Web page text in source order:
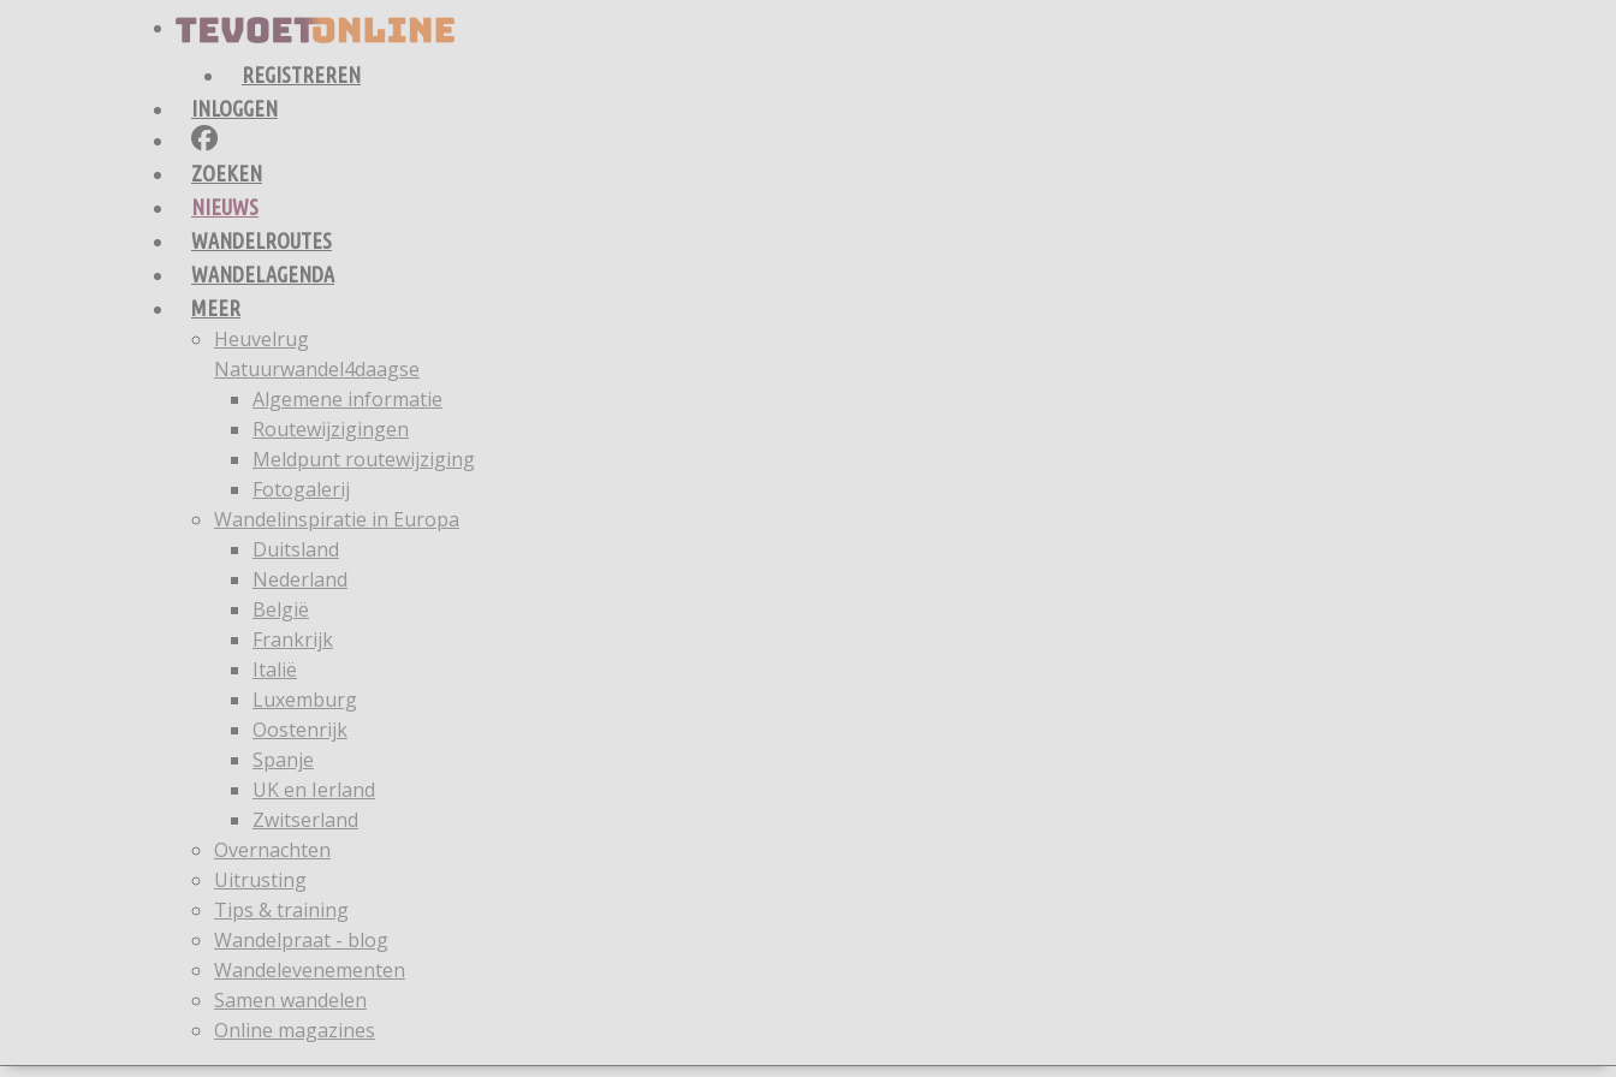
REGISTREREN
INLOGGEN
ZOEKEN
NIEUWS
WANDELROUTES
WANDELAGENDA
MEER
Heuvelrug
Natuurwandel4daagse
Algemene informatie
Routewijzigingen
Meldpunt routewijziging
Fotogalerij
Wandelinspiratie in Europa
Duitsland
Nederland
België
Frankrijk
Italië
Luxemburg
Oostenrijk
Spanje
UK en Ierland
Zwitserland
Overnachten
Uitrusting
Tips & training
Wandelpraat - blog
Wandelevenementen
Samen wandelen
Online magazines